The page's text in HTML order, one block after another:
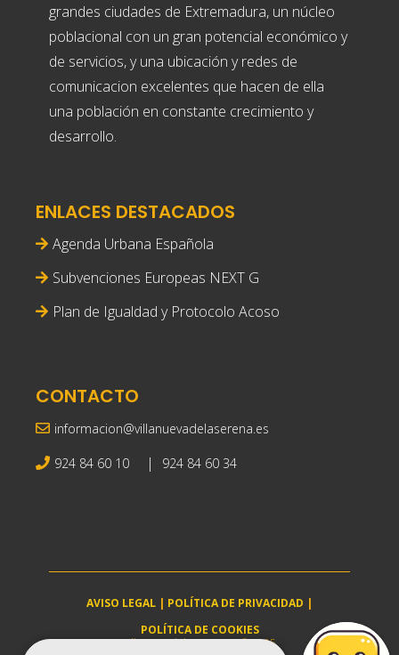
grandes ciudades de Extremadura, un núcleo
poblacional con un gran potencial económico y
de servicios, y una ubicación y redes de
comunicacion excelentes que hacen de ella
una población en constante crecimiento y
desarrollo.
ENLACES DESTACADOS
Agenda Urbana Española
Subvenciones Europeas NEXT G
Plan de Igualdad y Protocolo Acoso
CONTACTO
informacion@villanuevadelaserena.es
924 84 60 10 | 924 84 60 34
AVISO LEGAL | POLÍTICA DE PRIVACIDAD |
POLÍTICA DE COOKIES
villanuevadelaserena.es © 2025